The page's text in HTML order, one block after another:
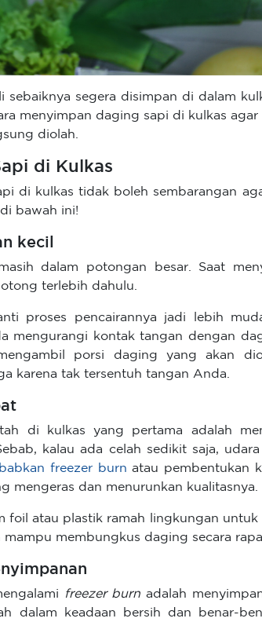
sebaiknya segera disimpan di dalam
menyimpan daging sapi di kulkas agar
diolah.
di Kulkas
di kulkas tidak boleh sembarangan
bawah ini!
kecil
dalam potongan besar. Saat
terlebih dahulu.
proses pencairannya jadi lebih
mengurangi kontak tangan dengan
porsi daging yang akan
karena tak tersentuh tangan Anda.
di kulkas yang pertama adalah
kalau ada celah sedikit saja,
freezer burn atau pembentukan
mengeras dan menurunkan kualitasnya.
foil atau plastik ramah lingkungan untuk
membungkus daging secara
freezer burn adalah
dalam keadaan bersih dan benar-